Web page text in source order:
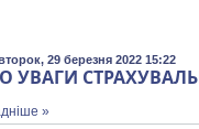
29 березня 2022 15:22
УВАГИ
»